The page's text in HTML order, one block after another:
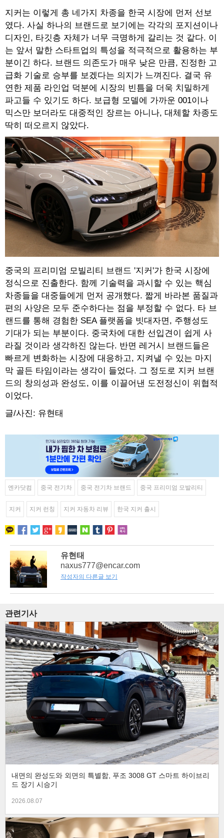
지커는 이렇게 총 네가지 차종을 한국 시장에 먼저 선보
였다. 사실 하나의 브랜드로 보기에는 각각의 포지션이나
디자인, 타깃층 자체가 너무 극명하게 갈리는 것 같다. 이
는 앞서 말한 스타트업의 특성을 적극적으로 활용하는 부
분이긴 하다. 브랜드 의존도가 매우 낮은 만큼, 진정한 고
급화 기술로 승부를 보겠다는 의지가 느껴진다. 결국 유
연한 제품 라인업 덕분에 시장의 빈틈을 더욱 치밀하게
파고들 수 있기도 하다. 보급형 모델에 가까운 001이나
믹스만 보더라도 대중적인 장르는 아니나, 대체할 차종도
딱히 떠오르지 않았다.
중국의 프리미엄 모빌리티 브랜드 '지커'가 한국 시장에
정식으로 진출한다. 함께 기술력을 과시할 수 있는 핵심
차종들을 대중들에게 먼저 공개했다. 짧게 바라본 품질과
편의 사양은 모두 준수하다는 점을 부정할 수 없다. 타 브
랜드를 통해 경험한 SEA 플랫폼을 빗대자면, 주행성도
기대가 되는 부분이다. 중국차에 대한 선입견이 쉽게 사
라질 것이라 생각하진 않는다. 반면 레거시 브랜드들은
빠르게 변화하는 시장에 대응하고, 지켜낼 수 있는 마지
막 골든 타임이라는 생각이 들었다. 그 정도로 지커 브랜
드의 창의성과 완성도, 이를 이끌어낸 도전정신이 위협적
이었다.
글/사진: 유현태
엔카닷컴 중국 전기차 중국 전기차 브랜드 중국 프리미엄 모발리티
지커 지커 런칭 지커 자동차 리뷰 한국 지커 출시
유현태
naxus777@encar.com
작성자의 다른글 보기
관련기사
내면의 완성도와 외면의 특별함, 푸조 3008 GT 스마트 하이브리
드 장기 시승기
2026.08.07